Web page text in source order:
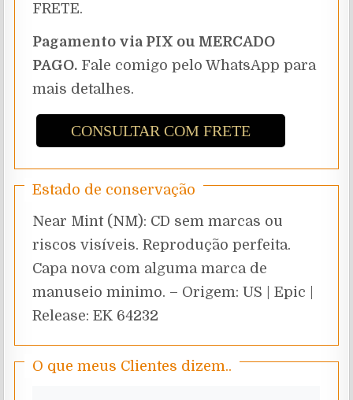
FRETE.
Pagamento via PIX ou MERCADO
PAGO. Fale comigo pelo WhatsApp para
mais detalhes.
CONSULTAR COM FRETE
Estado de conservação
Near Mint (NM): CD sem marcas ou
riscos visíveis. Reprodução perfeita.
Capa nova com alguma marca de
manuseio minimo. – Origem: US | Epic |
Release: EK 64232
O que meus Clientes dizem..